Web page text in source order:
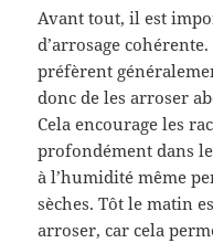
Avant tout, il est
d’arrosage
préfèrent
donc de les arroser
Cela encourage les
profondément dans
à l’humidité même
sèches. Tôt le matin
arroser, car cela